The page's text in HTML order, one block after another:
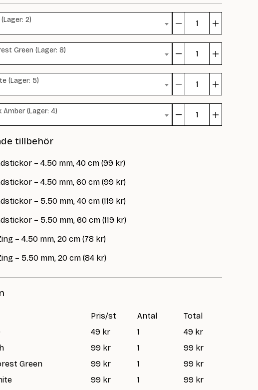
2)
(590006)
Green (Lager: 8)
(590006)
(Lager: 5)
(590006)
Amber (Lager: 4)
tillbehör
– 4.50 mm, 40 cm (99 kr)
– 4.50 mm, 60 cm (99 kr)
– 5.50 mm, 40 cm (119 kr)
– 5.50 mm, 60 cm (119 kr)
– 4.50 mm, 20 cm (78 kr)
– 5.50 mm, 20 cm (84 kr)
Pris/st Antal
Total
49 kr 1
49 kr
99 kr 1
99 kr
Green
99 kr 1
99 kr
99 kr 1
99 kr